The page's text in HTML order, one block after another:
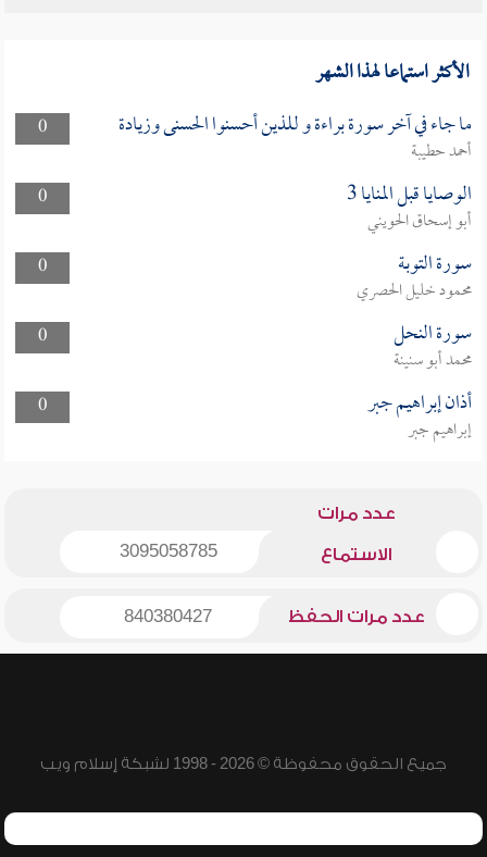
الأكثر استماعا لهذا الشهر
0 ما جاء في آخر سورة براءة و للذين أحسنوا الحسنى وزيادة
أحمد حطيبة
0
الوصايا قبل المنايا 3
أبو إسحاق الحويني
0
سورة التوبة
محمود خليل الحصري
0
سورة النحل
محمد أبو سنينة
0
أذان إبراهيم جبر
إبراهيم جبر
عدد مرات
الاستماع 3095058785
عدد مرات الحفظ 840380427
جميع الحقوق محفوظة © 2026 - 1998 لشبكة إسلام ويب